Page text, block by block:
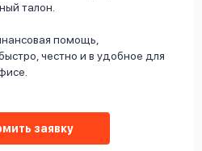
талон.
помощь,
честно и в удобное для
заявку